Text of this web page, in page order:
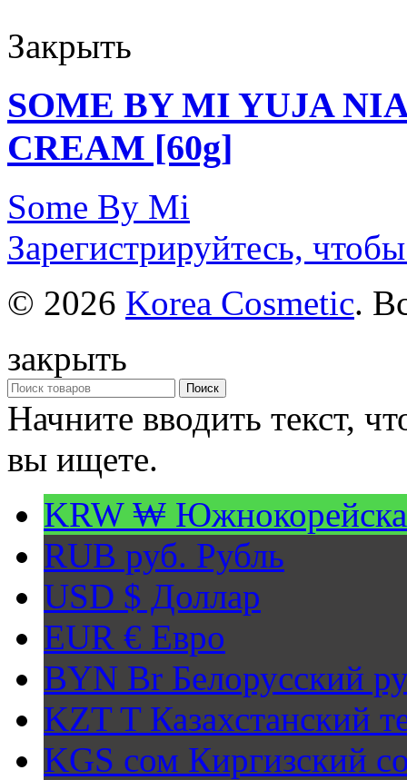
Закрыть
SOME BY MI YUJA
CREAM [60g]
Some By Mi
Зарегистрируйтесь,
© 2026 Korea Cosmetic.
закрыть
Поиск
Начните вводить текст,
вы ищете.
KRW ₩
RUB руб. Рубль
USD $ Доллар
EUR € Евро
BYN Br Белорусский
KZT TКазахстанский
KGS сом Киргизский